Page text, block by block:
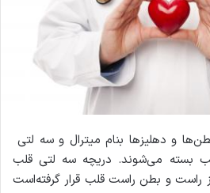
و دهلیزها بنام میترال و سه لتی
بسته می‌شوند. دریچه سه لتی قلب
راست و بطن راست قلب قرار گرفته‌است